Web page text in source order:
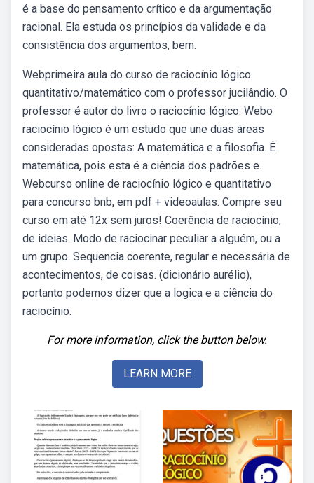
é a base do pensamento crítico e da argumentação
racional. Ela estuda os princípios da validade e da
consistência dos argumentos, bem.
Webprimeira aula do curso de raciocínio lógico
quantitativo/matemático com o professor jucilândio. O
professor é autor do livro o raciocínio lógico. Webo
raciocínio lógico é um estudo que une duas áreas
consideradas opostas: A matemática e a filosofia. É
matemática, pois esta é a ciência dos padrões e.
Webcurso online de raciocínio lógico e quantitativo
para concurso bnb, em pdf + videoaulas. Compre seu
curso em até 12x sem juros! Coerência de raciocínio,
de ideias. Modo de raciocinar peculiar a alguém, ou a
um grupo. Sequencia coerente, regular e necessária de
acontecimentos, de coisas. (dicionário aurélio),
portanto podemos dizer que a logica e a ciência do
raciocínio.
For more information, click the button below.
LEARN MORE